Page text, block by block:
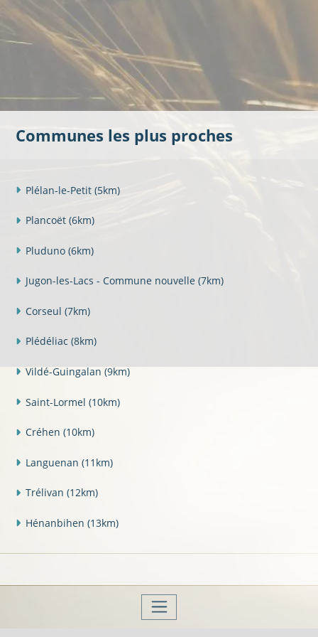
Communes les plus proches
Plélan-le-Petit (5km)
Plancoët (6km)
Pluduno (6km)
Jugon-les-Lacs - Commune nouvelle (7km)
Corseul (7km)
Plédéliac (8km)
Vildé-Guingalan (9km)
Saint-Lormel (10km)
Créhen (10km)
Languenan (11km)
Trélivan (12km)
Hénanbihen (13km)